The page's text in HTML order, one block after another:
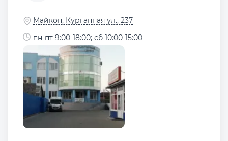
Майкоп, Курганная ул., 237
пн-пт 9:00-18:00; сб 10:00-15:00